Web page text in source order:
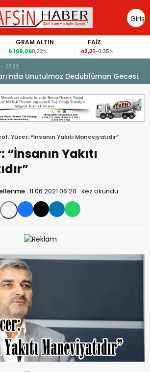
Giriş
Yap
GRAM ALTIN
6.168,060,22%
FAİZ
42,31-0,35%
07:22
Unutulmaz Dedublüman Gecesi.
Yücer: “İnsanın Yakıtı Maneviyatıdır”
Yakıtı
:11.06.2021 06:20 kez okundu